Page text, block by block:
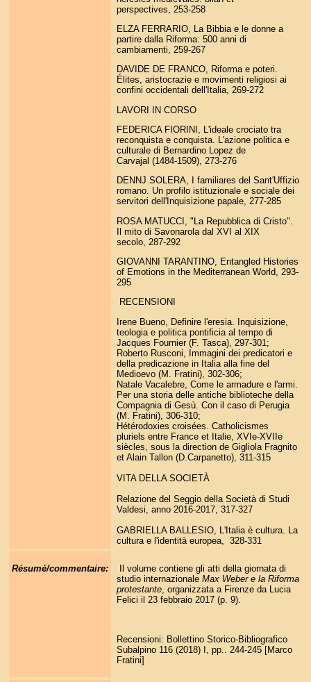
perspectives, 253-258
ELZA FERRARIO, La Bibbia e le donne a
partire dalla Riforma: 500 anni di
cambiamenti, 259-267
DAVIDE DE FRANCO, Riforma e poteri.
Élites, aristocrazie e movimenti religiosi ai
confini occidentali dell'Italia, 269-272
LAVORI IN CORSO
FEDERICA FIORINI, L'ideale crociato tra
reconquista e conquista. L'azione politica e
culturale di Bernardino Lopez de
Carvajal (1484-1509), 273-276
DENNJ SOLERA, I familiares del Sant'Uffizio
romano. Un profilo istituzionale e sociale dei
servitori dell'Inquisizione papale, 277-285
ROSA MATUCCI, "La Repubblica di Cristo".
Il mito di Savonarola dal XVI al XIX
secolo, 287-292
GIOVANNI TARANTINO, Entangled Histories
of Emotions in the Mediterranean World, 293-
295
RECENSIONI
Irene Bueno, Definire l'eresia. Inquisizione,
teologia e politica pontificia al tempo di
Jacques Fournier (F. Tasca), 297-301;
Roberto Rusconi, Immagini dei predicatori e
della predicazione in Italia alla fine del
Medioevo (M. Fratini), 302-306;
Natale Vacalebre, Come le armadure e l'armi.
Per una storia delle antiche biblioteche della
Compagnia di Gesù. Con il caso di Perugia
(M. Fratini), 306-310;
Hétérodoxies croisées. Catholicismes
pluriels entre France et Italie, XVIe-XVIIe
siècles, sous la direction de Gigliola Fragnito
et Alain Tallon (D.Carpanetto), 311-315
VITA DELLA SOCIETÀ
Relazione del Seggio della Società di Studi
Valdesi, anno 2016-2017, 317-327
GABRIELLA BALLESIO, L'Italia è cultura. La
cultura e l'identità europea, 328-331
Résumé/commentaire:
Il volume contiene gli atti della giornata di
studio internazionale Max Weber e la Riforma
protestante, organizzata a Firenze da Lucia
Felici il 23 febbraio 2017 (p. 9).
Recensioni: Bollettino Storico-Bibliografico
Subalpino 116 (2018) I, pp.. 244-245 [Marco
Fratini]